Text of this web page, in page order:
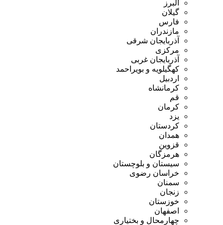
البرز
گیلان
فارس
مازندران
آذربایجان شرقی
مرکزی
آذربایجان غربی
کهگیلویه و بویراحمد
اردبیل
کرمانشاه
قم
کرمان
یزد
کردستان
همدان
قزوین
هرمزگان
سیستان و بلوچستان
خراسان رضوی
سمنان
زنجان
خوزستان
اصفهان
چهارمحال و بختیاری